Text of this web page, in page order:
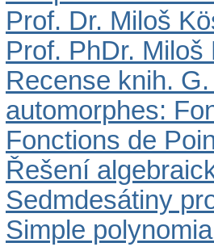
Prof. Dr. Miloš
Prof. PhDr.
Recense knih.
automorphes:
Fonctions de
Řešení
Sedmdesátiny
Simple